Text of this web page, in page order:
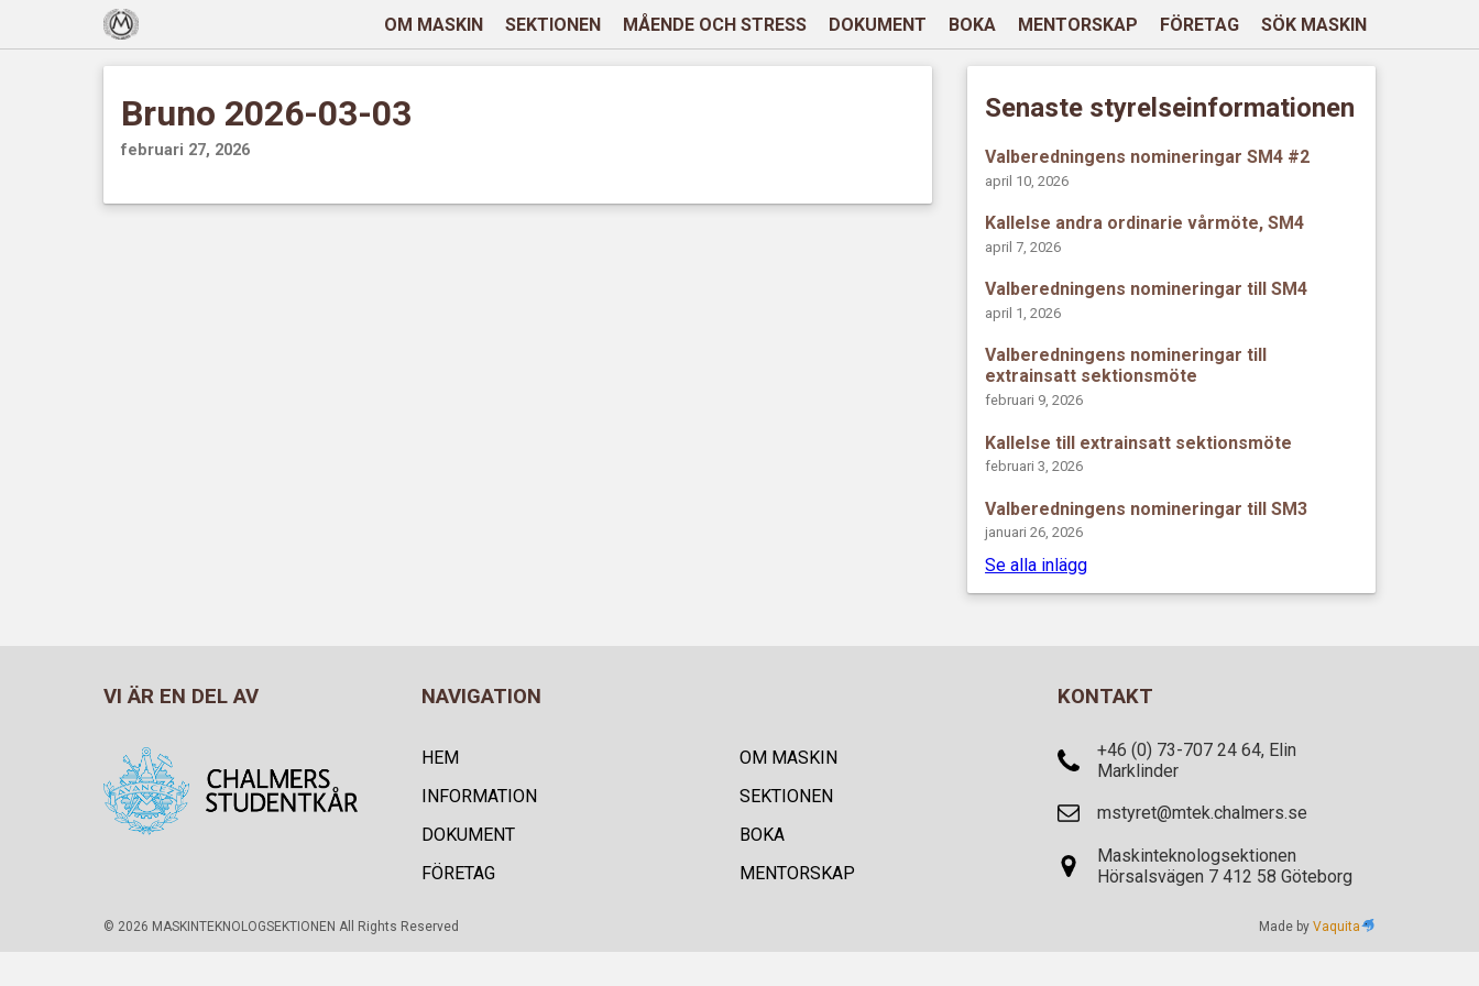
OM MASKIN SEKTIONEN MÅENDE OCH STRESS DOKUMENT BOKA MENTORSKAP FÖRETAG SÖK MASKIN
Bruno 2026-03-03
februari 27, 2026
Senaste styrelseinformationen
Valberedningens nomineringar SM4 #2
april 10, 2026
Kallelse andra ordinarie vårmöte, SM4
april 7, 2026
Valberedningens nomineringar till SM4
april 1, 2026
Valberedningens nomineringar till
extrainsatt sektionsmöte
februari 9, 2026
Kallelse till extrainsatt sektionsmöte
februari 3, 2026
Valberedningens nomineringar till SM3
januari 26, 2026
Se alla inlägg
VI ÄR EN DEL AV NAVIGATION
HEM
OM MASKIN
INFORMATION
SEKTIONEN
DOKUMENT
BOKA
FÖRETAG
MENTORSKAP
KONTAKT
+46 (0) 73-707 24 64, Elin
Marklinder
mstyret@mtek.chalmers.se
Maskinteknologsektionen
Hörsalsvägen 7 412 58 Göteborg
© 2026 MASKINTEKNOLOGSEKTIONEN All Rights Reserved Made byVaquita